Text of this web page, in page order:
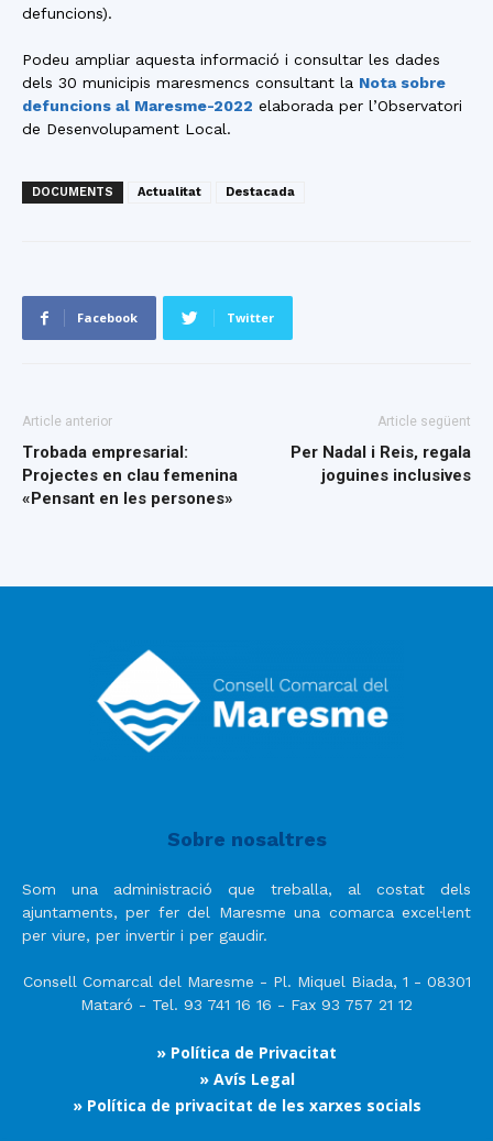
defuncions).
Podeu ampliar aquesta informació i consultar les dades
dels 30 municipis maresmencs consultant la Nota sobre
defuncions al Maresme-2022 elaborada per l’Observatori
de Desenvolupament Local.
DOCUMENTS Actualitat Destacada
Facebook Twitter
Article anterior
Trobada empresarial:
Projectes en clau femenina
«Pensant en les persones»
Article següent
Per Nadal i Reis, regala
joguines inclusives
Sobre nosaltres
Som una administració que treballa, al costat dels
ajuntaments, per fer del Maresme una comarca excel·lent
per viure, per invertir i per gaudir.
Consell Comarcal del Maresme - Pl. Miquel Biada, 1 - 08301
Mataró - Tel. 93 741 16 16 - Fax 93 757 21 12
» Política de Privacitat
» Avís Legal
» Política de privacitat de les xarxes socials